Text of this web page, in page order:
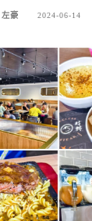
左豪 2024-06-14